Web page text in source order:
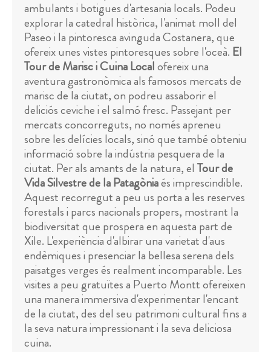
ambulants i botigues d'artesania locals. Podeu
explorar la catedral històrica, l'animat moll del
Paseo i la pintoresca avinguda Costanera, que
ofereix unes vistes pintoresques sobre l'oceà. El
Tour de Marisc i Cuina Localofereix una
aventura gastronòmica als famosos mercats de
marisc de la ciutat, on podreu assaborir el
deliciós ceviche i el salmó fresc. Passejant per
mercats concorreguts, no només apreneu
sobre les delícies locals, sinó que també obteniu
informació sobre la indústria pesquera de la
ciutat. Per als amants de la natura, el Tour de
Vida Silvestre de la Patagòniaés imprescindible.
Aquest recorregut a peu us porta a les reserves
forestals i parcs nacionals propers, mostrant la
biodiversitat que prospera en aquesta part de
Xile. L'experiència d'albirar una varietat d'aus
endèmiques i presenciar la bellesa serena dels
paisatges verges és realment incomparable. Les
visites a peu gratuïtes a Puerto Montt ofereixen
una manera immersiva d'experimentar l'encant
de la ciutat, des del seu patrimoni cultural fins a
la seva natura impressionant i la seva deliciosa
cuina.